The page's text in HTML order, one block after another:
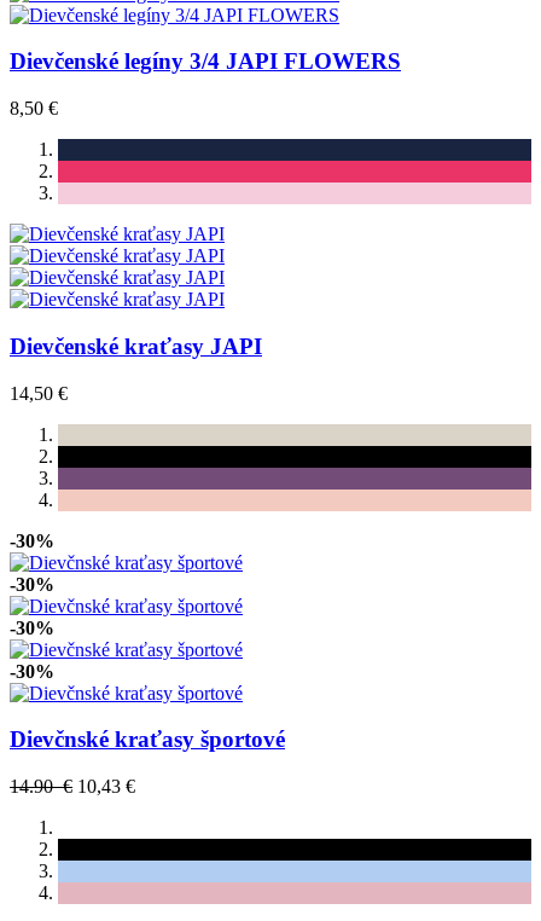
Dievčenské legíny 3/4 JAPI FLOWERS
8,50 €
Dievčenské kraťasy JAPI
14,50 €
-30%
-30%
-30%
-30%
Dievčnské kraťasy športové
14.90 € 10,43 €